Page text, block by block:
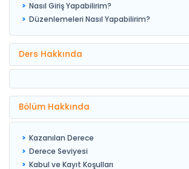
Nasıl Giriş Yapabilirim?
Düzenlemeleri Nasıl Yapabilirim?
Ders Hakkında
Bölüm Hakkında
Kazanılan Derece
Derece Seviyesi
Kabul ve Kayıt Koşulları